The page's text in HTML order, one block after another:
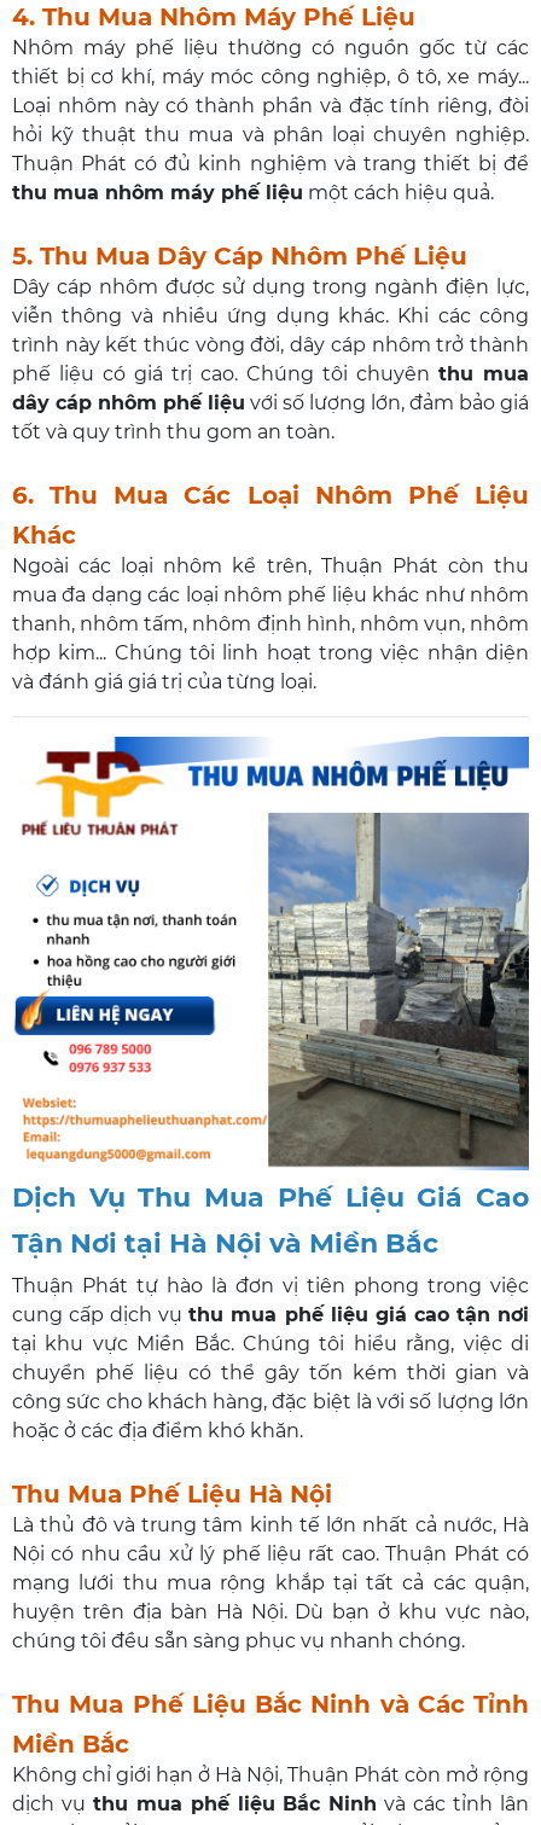
4. Thu Mua Nhôm Máy Phế Liệu
Nhôm máy phế liệu thường có nguồn gốc từ các
thiết bị cơ khí, máy móc công nghiệp, ô tô, xe máy...
Loại nhôm này có thành phần và đặc tính riêng, đòi
hỏi kỹ thuật thu mua và phân loại chuyên nghiệp.
Thuận Phát có đủ kinh nghiệm và trang thiết bị để
thu mua nhôm máy phế liệu một cách hiệu quả.
5. Thu Mua Dây Cáp Nhôm Phế Liệu
Dây cáp nhôm được sử dụng trong ngành điện lực,
viễn thông và nhiều ứng dụng khác. Khi các công
trình này kết thúc vòng đời, dây cáp nhôm trở thành
phế liệu có giá trị cao. Chúng tôi chuyên thu mua
dây cáp nhôm phế liệu với số lượng lớn, đảm bảo giá
tốt và quy trình thu gom an toàn.
6. Thu Mua Các Loại Nhôm Phế Liệu
Khác
Ngoài các loại nhôm kể trên, Thuận Phát còn thu
mua đa dạng các loại nhôm phế liệu khác như nhôm
thanh, nhôm tấm, nhôm định hình, nhôm vụn, nhôm
hợp kim... Chúng tôi linh hoạt trong việc nhận diện
và đánh giá giá trị của từng loại.
Dịch Vụ Thu Mua Phế Liệu Giá Cao
Tận Nơi tại Hà Nội và Miền Bắc
Thuận Phát tự hào là đơn vị tiên phong trong việc
cung cấp dịch vụthu mua phế liệu giá cao tận nơi
tại khu vực Miền Bắc. Chúng tôi hiểu rằng, việc di
chuyển phế liệu có thể gây tốn kém thời gian và
công sức cho khách hàng, đặc biệt là với số lượng lớn
hoặc ở các địa điểm khó khăn.
Thu Mua Phế Liệu Hà Nội
Là thủ đô và trung tâm kinh tế lớn nhất cả nước, Hà
Nội có nhu cầu xử lý phế liệu rất cao. Thuận Phát có
mạng lưới thu mua rộng khắp tại tất cả các quận,
huyện trên địa bàn Hà Nội. Dù bạn ở khu vực nào,
chúng tôi đều sẵn sàng phục vụ nhanh chóng.
Thu Mua Phế Liệu Bắc Ninh và Các Tỉnh
Miền Bắc
Không chỉ giới hạn ở Hà Nội, Thuận Phát còn mở rộng
dịch vụ thu mua phế liệu Bắc Ninh và các tỉnh lân